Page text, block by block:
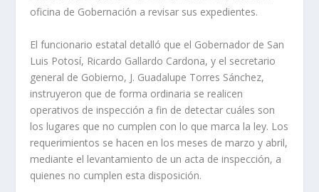
oficina de Gobernación a revisar sus expedientes.
El funcionario estatal detalló que el Gobernador de San
Luis Potosí, Ricardo Gallardo Cardona, y el secretario
general de Gobierno, J. Guadalupe Torres Sánchez,
instruyeron que de forma ordinaria se realicen
operativos de inspección a fin de detectar cuáles son
los lugares que no cumplen con lo que marca la ley. Los
requerimientos se hacen en los meses de marzo y abril,
mediante el levantamiento de un acta de inspección, a
quienes no cumplen esta disposición.